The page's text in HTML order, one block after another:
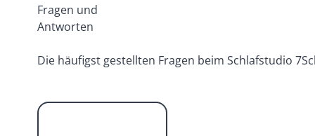
Fragen und
Antworten
Die häufigst gestellten Fragen beim Schlafstudio